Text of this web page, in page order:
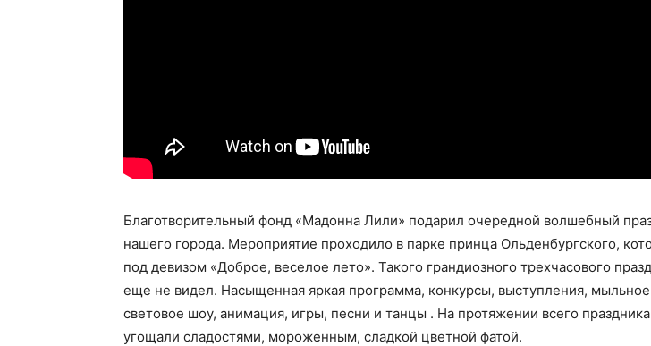
Благотворительный фонд «Мадонна Лили» подарил очередной волшебный
нашего города. Мероприятие проходило в парке принца Ольденбургского,
под девизом «Доброе, веселое лето». Такого грандиозного трехчасового
еще не видел. Насыщенная яркая программа, конкурсы, выступления,
световое шоу, анимация, игры, песни и танцы . На протяжении всего
угощали сладостями, мороженным, сладкой цветной фатой.